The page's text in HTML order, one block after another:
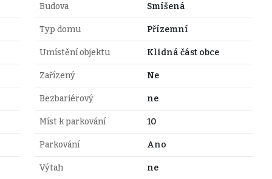
Budova Smíšená
Typ domu Přízemní
Umístění objektu Klidná část obce
Zařízený Ne
Bezbariérový ne
Míst k parkování 10
Parkování Ano
Výtah ne